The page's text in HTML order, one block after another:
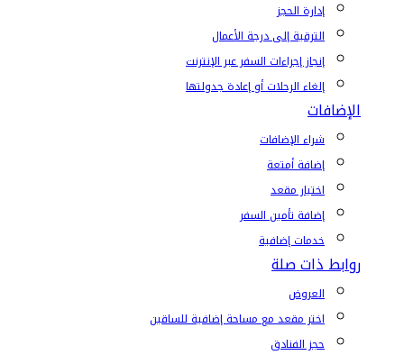
إدارة الحجز
الترقية إلى درجة الأعمال
إنجاز إجراءات السفر عبر الإنترنت
إلغاء الرحلات أو إعادة جدولتها
الإضافات
شراء الإضافات
إضافة أمتعة
اختيار مقعد
إضافة تأمين السفر
خدمات إضافية
روابط ذات صلة
العروض
اختر مقعد مع مساحة إضافية للساقين
حجز الفنادق